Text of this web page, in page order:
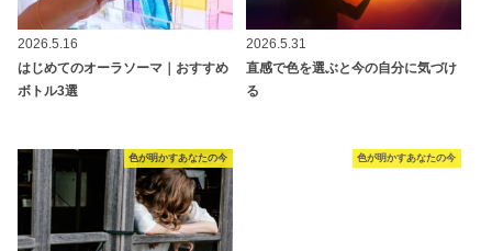
2026.5.16
はじめてのオーラソーマ｜おすすめ
ボトル3選
2026.5.31
直感で色を選ぶと今の自分に気づけ
る
色が明かすあなたの今 色が明かすあなたの今